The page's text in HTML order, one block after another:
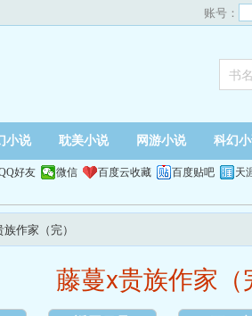
账号：
小说 耽美小说 网游小说 科幻
好友 微信 百度云收藏 百度贴吧 天
作家（完）
藤蔓x贵族作家（